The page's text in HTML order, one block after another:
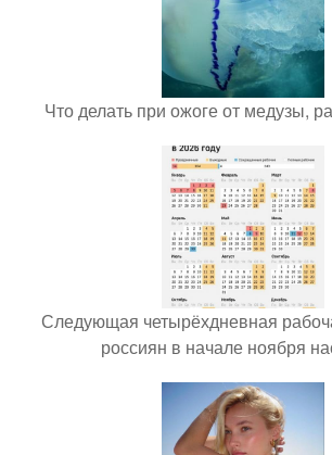
Что делать при ожоге от медузы,
Следующая четырёхдневная
россиян в начале ноября